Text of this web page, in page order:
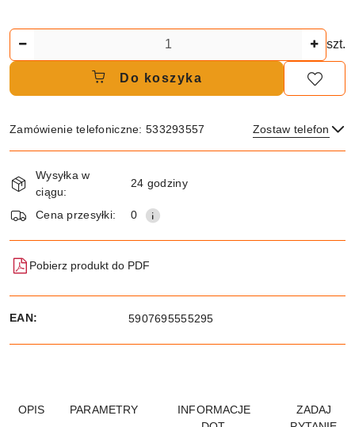
szt.
Do koszyka
Zamówienie telefoniczne: 533293557 Zostaw telefon
i
dostawa
Wysyłka w
ciągu:
24 godziny
Cena przesyłki: 0
Pobierz produkt do PDF
EAN: 5907695555295
OPIS PARAMETRY
INFORMACJE
ZADAJ